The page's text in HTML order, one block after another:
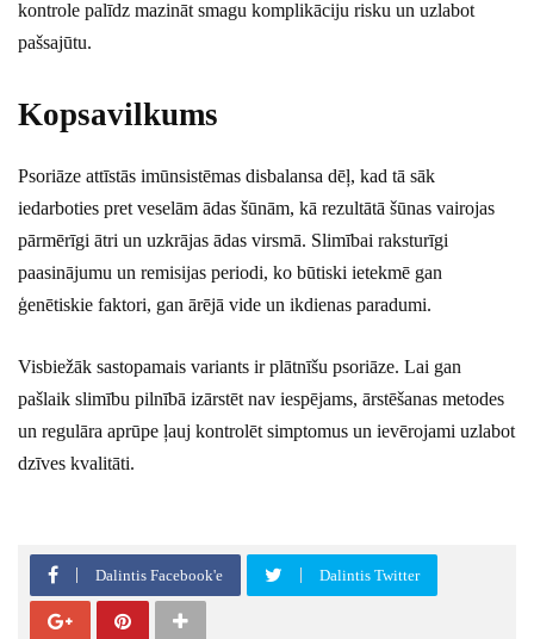
kontrole palīdz mazināt smagu komplikāciju risku un uzlabot
pašsajūtu.
Kopsavilkums
Psoriāze attīstās imūnsistēmas disbalansa dēļ, kad tā sāk
iedarboties pret veselām ādas šūnām, kā rezultātā šūnas vairojas
pārmērīgi ātri un uzkrājas ādas virsmā. Slimībai raksturīgi
paasinājumu un remisijas periodi, ko būtiski ietekmē gan
ģenētiskie faktori, gan ārējā vide un ikdienas paradumi.
Visbiežāk sastopamais variants ir plātnīšu psoriāze. Lai gan
pašlaik slimību pilnībā izārstēt nav iespējams, ārstēšanas metodes
un regulāra aprūpe ļauj kontrolēt simptomus un ievērojami uzlabot
dzīves kvalitāti.
Dalintis Facebook'e Dalintis Twitter